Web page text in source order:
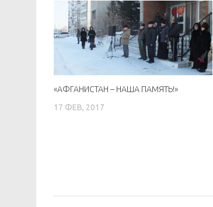
«АФГАНИСТАН – НАША ПАМЯТЬ!»
17 ФЕВ, 2017